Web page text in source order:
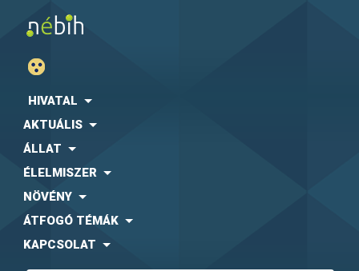
HIVATAL
AKTUÁLIS
ÁLLAT
ÉLELMISZER
NÖVÉNY
ÁTFOGÓ TÉMÁK
KAPCSOLAT